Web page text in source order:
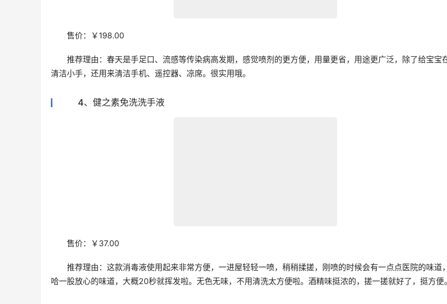
售价：￥198.00
推荐理由：春天是手足口、流感等传染病高发期，感觉喷剂的更方便，用量更省，用途更广泛，除了给宝宝
清洁小手，还用来清洁手机、遥控器、凉席。很实用哦。
4、健之素免洗洗手液
售价：￥37.00
推荐理由：这款消毒液使用起来非常方便，一进屋轻轻一喷，稍稍揉搓，刚喷的时候会有一点点医院的味道
哈一股放心的味道，大概20秒就挥发啦。无色无味，不用清洗太方便啦。酒精味挺浓的，搓一搓就好了，挺方便